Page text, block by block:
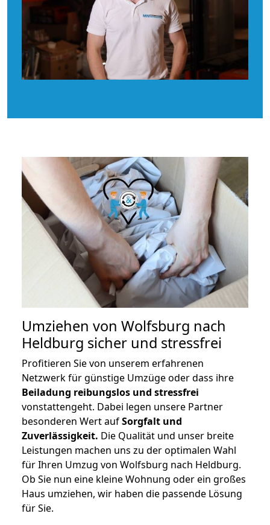
Umziehen von Wolfsburg nach
Heldburg sicher und stressfrei
Profitieren Sie von unserem erfahrenen
Netzwerk für günstige Umzüge oder dass ihre
Beiladung reibungslos und stressfrei
vonstattengeht. Dabei legen unsere Partner
besonderen Wert aufSorgfalt und
Zuverlässigkeit. Die Qualität und unser breite
Leistungen machen uns zu der optimalen Wahl
für Ihren Umzug von Wolfsburg nach Heldburg.
Ob Sie nun eine kleine Wohnung oder ein großes
Haus umziehen, wir haben die passende Lösung
für Sie.